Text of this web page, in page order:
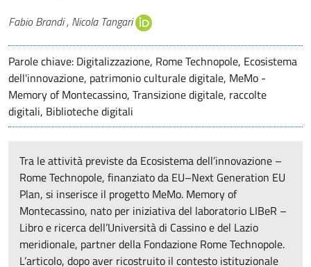
Autori
Fabio Brandi , Nicola Tangari
Parole chiave: Digitalizzazione, Rome Technopole, Ecosistema
dell'innovazione, patrimonio culturale digitale, MeMo -
Memory of Montecassino, Transizione digitale, raccolte
digitali, Biblioteche digitali
Tra le attività previste da Ecosistema dell’innovazione –
Rome Technopole, finanziato da EU–Next Generation EU
Plan, si inserisce il progetto MeMo. Memory of
Montecassino, nato per iniziativa del laboratorio LIBeR –
Libro e ricerca dell’Università di Cassino e del Lazio
meridionale, partner della Fondazione Rome Technopole.
L’articolo, dopo aver ricostruito il contesto istituzionale